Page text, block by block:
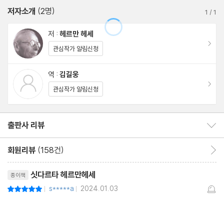
저자소개 (2명) 1 /1
저 : 헤르만 헤세
관심작가 알림신청
역 : 김길웅
관심작가 알림신청
출판사 리뷰
회원리뷰 (158건)
종이책 싯다르타 헤르만헤세
| s*****a | 2024.01.03